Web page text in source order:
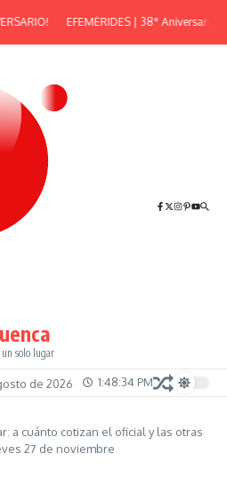
EFEMÉRIDES | 38° Aniversario
solo lugar
de 2026 1:48:35 PM
a cuánto cotizan el oficial y las otras
27 de noviembre